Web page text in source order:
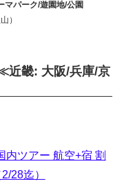
▼
マパーク/遊園地/公園
）
畿: 大阪/兵庫/京
内ツアー 航空+宿 割
28迄）